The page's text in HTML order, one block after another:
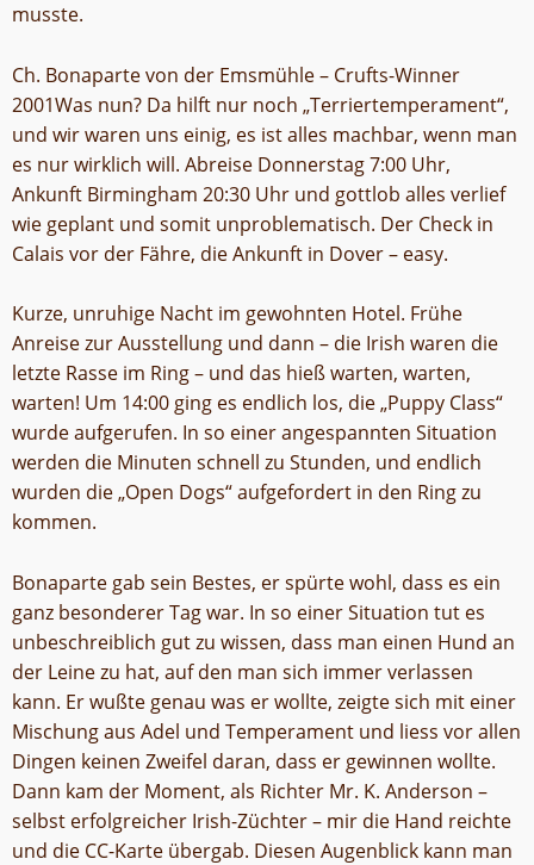
musste.
Ch. Bonaparte von der Emsmühle – Crufts-Winner
2001Was nun? Da hilft nur noch „Terriertemperament“,
und wir waren uns einig, es ist alles machbar, wenn man
es nur wirklich will. Abreise Donnerstag 7:00 Uhr,
Ankunft Birmingham 20:30 Uhr und gottlob alles verlief
wie geplant und somit unproblematisch. Der Check in
Calais vor der Fähre, die Ankunft in Dover – easy.
Kurze, unruhige Nacht im gewohnten Hotel. Frühe
Anreise zur Ausstellung und dann – die Irish waren die
letzte Rasse im Ring – und das hieß warten, warten,
warten! Um 14:00 ging es endlich los, die „Puppy Class“
wurde aufgerufen. In so einer angespannten Situation
werden die Minuten schnell zu Stunden, und endlich
wurden die „Open Dogs“ aufgefordert in den Ring zu
kommen.
Bonaparte gab sein Bestes, er spürte wohl, dass es ein
ganz besonderer Tag war. In so einer Situation tut es
unbeschreiblich gut zu wissen, dass man einen Hund an
der Leine zu hat, auf den man sich immer verlassen
kann. Er wußte genau was er wollte, zeigte sich mit einer
Mischung aus Adel und Temperament und liess vor allen
Dingen keinen Zweifel daran, dass er gewinnen wollte.
Dann kam der Moment, als Richter Mr. K. Anderson –
selbst erfolgreicher Irish-Züchter – mir die Hand reichte
und die CC-Karte übergab. Diesen Augenblick kann man